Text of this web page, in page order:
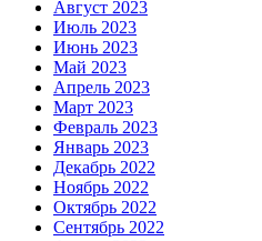
Август 2023
Июль 2023
Июнь 2023
Май 2023
Апрель 2023
Март 2023
Февраль 2023
Январь 2023
Декабрь 2022
Ноябрь 2022
Октябрь 2022
Сентябрь 2022